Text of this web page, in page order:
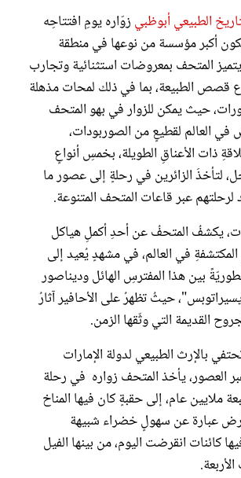
الطبيعي أبوظبي زوّاره يومِ افتتاحِه
ليكون أكبر مؤسسة من نوعها في منطقة
المتحف بمعروضات استثنائية وتجارب
قصص الطبيعة، بما في ذلك لمحات مذهلة
حيث يمكن للزوار في بهو المتحف
العالم لقطيعٍ من الصوربودات،
ذات الأعناقِ الطويلة، بخمسِ أنواعٍ
لتأخذَ الزائرين في رحلةٍ إلى عصور ما
لرحلتهم عبر قاعات المتحف المتنوعة.
يكشفُ المتحفُ عن أحدِ أكملِ هياكل
في العالم، في مشهدٍ يُعيد إلى
بين هذا المفترسِ الهائل وديناصور
حيثُ تظهرُ على الأحافير آثارُ
القديمة التي وثّقها الزمن.
بالإرث الطبيعي لدولة الإمارات
العصور، يأخذ المتحف زواره في رحلة
ملايين عام، إلى حقبةٍ كان فيها المناخ
عبارة عن سهولٍ خضراء شبيهة
كائنات انقرضت اليوم، من بينها الفيل